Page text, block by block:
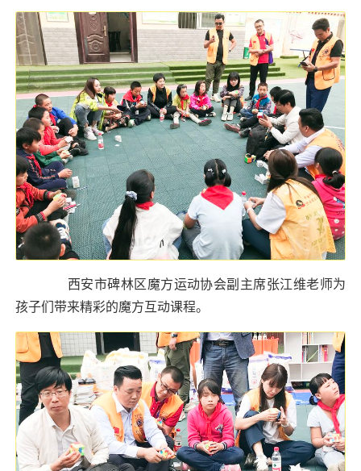
西安市碑林区魔方运动协会副主席张江维老师为
孩子们带来精彩的魔方互动课程。